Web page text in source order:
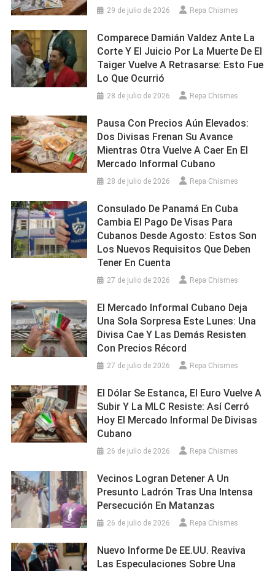
29 de julio de 2026 Repa Chismes
Comparece Damián Valdez Ante La
Corte Y El Juicio Por La Muerte De El
Taiger Vuelve A Retrasarse: Esto Fue
Lo Que Ocurrió
28 de julio de 2026 Repa Chismes
Pausa Con Precios Aún Elevados:
Dos Divisas Frenan Su Avance
Mientras Otra Vuelve A Caer En El
Mercado Informal Cubano
28 de julio de 2026 Repa Chismes
Consulado De Panamá En Cuba
Cambia El Pago De Visas Para
Cubanos Desde Agosto: Estos Son
Los Nuevos Requisitos Que Deben
Tener En Cuenta
27 de julio de 2026 Repa Chismes
El Mercado Informal Cubano Deja
Una Sola Sorpresa Este Lunes: Una
Divisa Cae Y Las Demás Resisten
Con Precios Récord
27 de julio de 2026 Repa Chismes
El Dólar Se Estanca, El Euro Vuelve A
Subir Y La MLC Resiste: Así Cerró
Hoy El Mercado Informal De Divisas
Cubano
26 de julio de 2026 Repa Chismes
Vecinos Logran Detener A Un
Presunto Ladrón Tras Una Intensa
Persecución En Matanzas
26 de julio de 2026 Repa Chismes
Nuevo Informe De EE.UU. Reaviva
Las Especulaciones Sobre Una